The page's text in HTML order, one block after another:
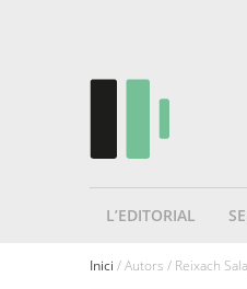
L’EDITORIAL
Inici / Autors / Reixach